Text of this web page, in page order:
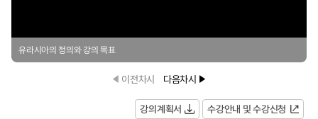
유라시아의 정의와 강의 목표
이전차시 다음차시
강의계획서
수강안내 및 수강신청